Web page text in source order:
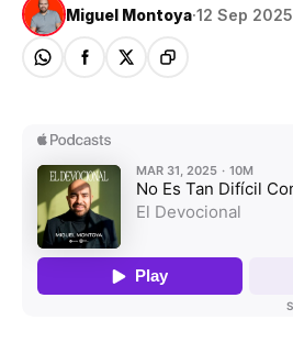
Miguel Montoya·12 Sep 2025